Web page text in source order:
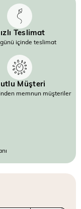
Teslimat
içinde teslimat
Müşteri
memnun müşteriler